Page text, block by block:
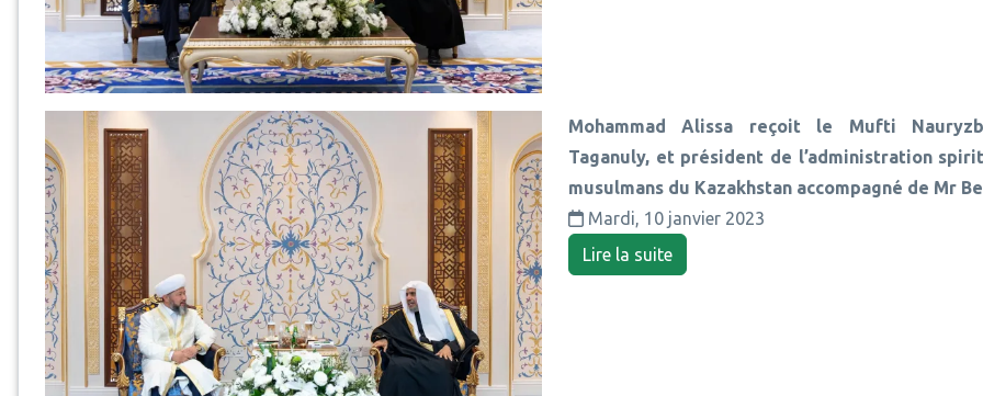
Mohammad Alissa reçoit le Mufti
Taganuly, et président de l’administration
musulmans du Kazakhstan accompagné de Mr
Mardi, 10 janvier 2023
Lire la suite